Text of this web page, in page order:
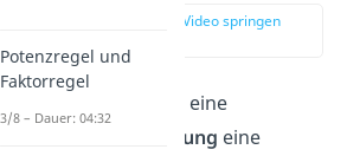
zur Stelle im Video springen
In der Mathematik ist eine
hinreichende Bedingung eine
Potenzregel und
Faktorregel
3/8 – Dauer: 04:32